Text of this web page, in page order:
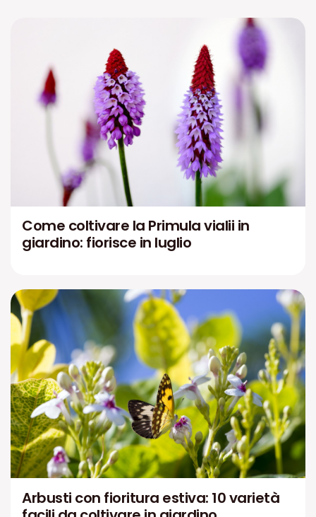
Come coltivare la Primula vialii in
giardino: fiorisce in luglio
Arbusti con fioritura estiva: 10 varietà